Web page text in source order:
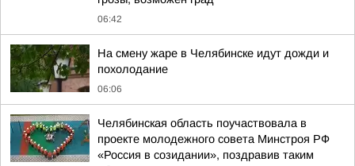
06:42
На смену жаре в Челябинске идут дожди и
похолодание
06:06
Челябинская область поучаствовала в
проекте молодежного совета Минстроя РФ
«Россия в созидании», поздравив таким